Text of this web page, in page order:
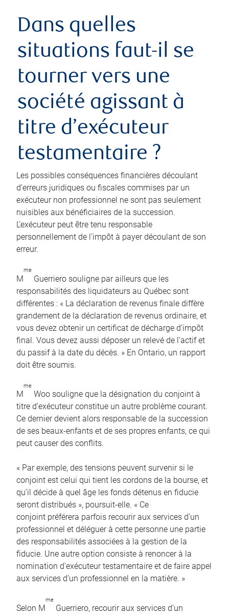
Dans quelles
situations faut-il se
tourner vers une
société agissant à
titre d’exécuteur
testamentaire ?
Les possibles conséquences financières découlant
d’erreurs juridiques ou fiscales commises par un
exécuteur non professionnel ne sont pas seulement
nuisibles aux bénéficiaires de la succession.
L’exécuteur peut être tenu responsable
personnellement de l’impôt à payer découlant de son
erreur.
M
me
Guerriero souligne par ailleurs que les
responsabilités des liquidateurs au Québec sont
différentes : « La déclaration de revenus finale diffère
grandement de la déclaration de revenus ordinaire, et
vous devez obtenir un certificat de décharge d’impôt
final. Vous devez aussi déposer un relevé de l’actif et
du passif à la date du décès. » En Ontario, un rapport
doit être soumis.
M
me
Woo souligne que la désignation du conjoint à
titre d’exécuteur constitue un autre problème courant.
Ce dernier devient alors responsable de la succession
de ses beaux-enfants et de ses propres enfants, ce qui
peut causer des conflits.
« Par exemple, des tensions peuvent survenir si le
conjoint est celui qui tient les cordons de la bourse, et
qu’il décide à quel âge les fonds détenus en fiducie
seront distribués », poursuit-elle. « Ce
conjoint préférera parfois recourir aux services d’un
professionnel et déléguer à cette personne une partie
des responsabilités associées à la gestion de la
fiducie. Une autre option consiste à renoncer à la
nomination d’exécuteur testamentaire et de faire appel
aux services d’un professionnel en la matière. »
Selon M
me
Guerriero, recourir aux services d’un